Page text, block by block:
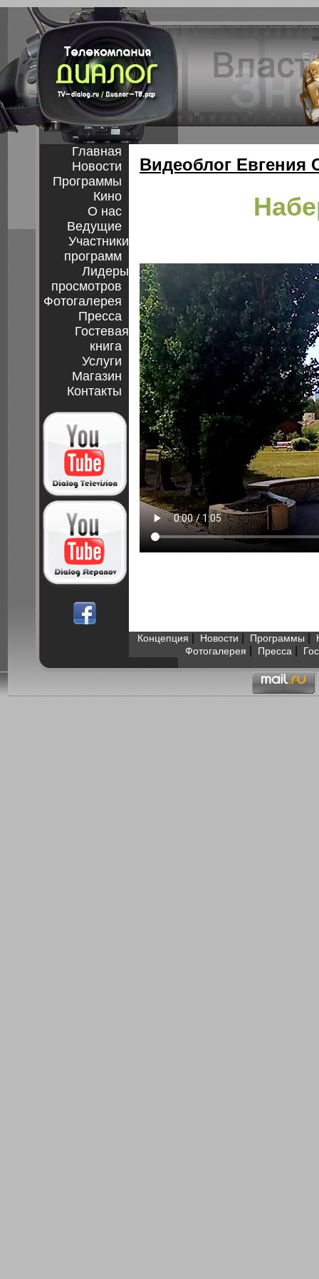
Главная
Новости
Программы
Кино
О нас
Ведущие
Участники
программ
Лидеры
просмотров
Фотогалерея
Пресса
Гостевая
книга
Услуги
Магазин
Контакты
Видеоблог Евгения
Концепция Новости Программы
Фотогалерея
Пресса